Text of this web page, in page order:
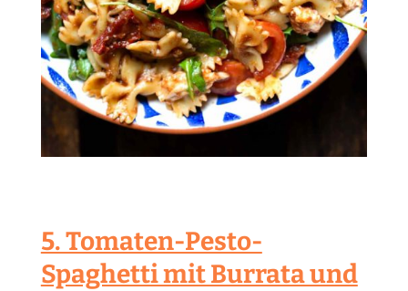
5. Tomaten-Pesto-
Spaghetti mit Burrata und